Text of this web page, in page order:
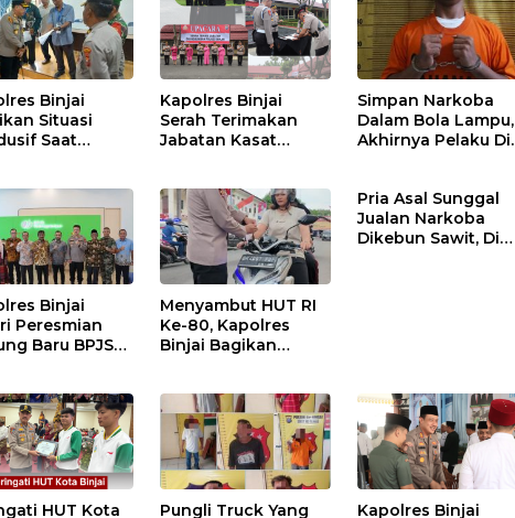
Binjai
Situasi
Saat
Kapolres Binjai
Serah Terimakan
Jabatan Kasat
Utara
Simpan Narkoba
Dalam Bola Lampu,
Akhirnya Pelaku Di
Binjai
Peresmian
Baru BPJS
bagi
Menyambut HUT RI
Ke-80, Kapolres
Binjai Bagikan
Pria Asal Sunggal
Jualan Narkoba
Dikebun Sawit, Di
HUT Kota
Pungli Truck Yang
Kapolres Binjai